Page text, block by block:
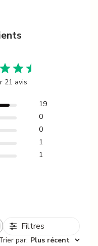
21 avis
19
0
0
1
1
Filtres
par: Plus récent